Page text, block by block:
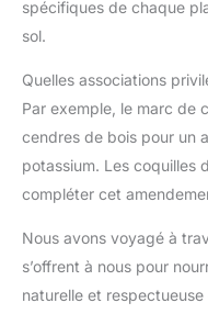
spécifiques de chaque
sol.
Quelles associations
Par exemple, le marc de
cendres de bois pour un
potassium. Les coquilles
compléter cet
Nous avons voyagé à
s’offrent à nous pour
naturelle et respectueuse